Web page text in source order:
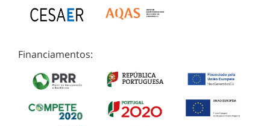
Financiamentos: